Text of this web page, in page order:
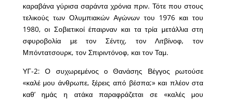
καραβάνα γύρισα σαράντα χρόνια πριν. Τότε που στους
τελικούς των Ολυμπιακών Αγώνων του 1976 και του
1980, οι Σοβιετικοί έπαιρναν και τα τρία μετάλλια στη
σφυροβολία με τον Σέντιχ, τον Λιτβίνοφ, τον
Μπόντατσουρκ, τον Σπιριντόνοφ, και τον Ταμ.
ΥΓ-2: Ο συχωρεμένος ο Θανάσης Βέγγος ρωτούσε
«καλέ μου άνθρωπε, ξέρεις από βέσπα;» και πλέον στα
καθ’ ημάς η ατάκα παραφράζεται σε «καλές μου